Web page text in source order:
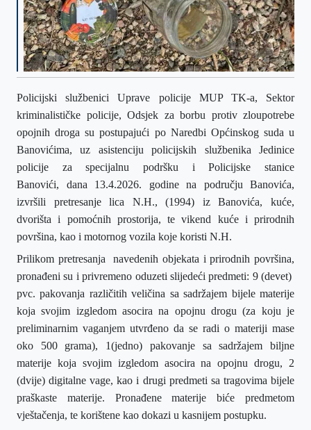
Policijski službenici Uprave policije MUP TK-a, Sektor
kriminalističke policije, Odsjek za borbu protiv zloupotrebe
opojnih droga su postupajući po Naredbi Općinskog suda u
Banovićima, uz asistenciju policijskih
službenikaJedinice
policije za specijalnu podršku i Policijske stanice
Banovići,
dana 13.4.2026. godine na području Banovića,
izvršili pretresanje lica N.H., (1994) iz Banovića, kuće,
dvorišta i pomoćnih prostorija, te vikend kuće i prirodnih
površina, kao i motornog vozila koje koristi N.H.
Prilikom pretresanja navedenih objekata i prirodnih površina,
pronađeni su i privremeno oduzeti slijedeći predmeti: 9 (devet)
pvc.pakovanja različitih veličina sa sadržajem bijele materije
koja svojim izgledom asocira na opojnu drogu (za koju je
preliminarnim vaganjem utvrđeno da se radi o materiji mase
oko 500 grama), 1(jedno) pakovanje sa sadržajem biljne
materije koja svojim izgledom asocira na opojnu drogu, 2
(dvije) digitalne vage, kao i drugi predmeti sa tragovima bijele
praškaste materije. Pronađene materije biće predmetom
vještačenja, te korištene kao dokazi u kasnijem postupku.